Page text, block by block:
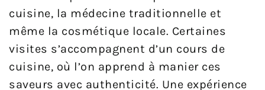
cuisine, la médecine traditionnelle et
même la cosmétique locale. Certaines
visites s’accompagnent d’un cours de
cuisine, où l’on apprend à manier ces
saveurs avec authenticité. Une expérience